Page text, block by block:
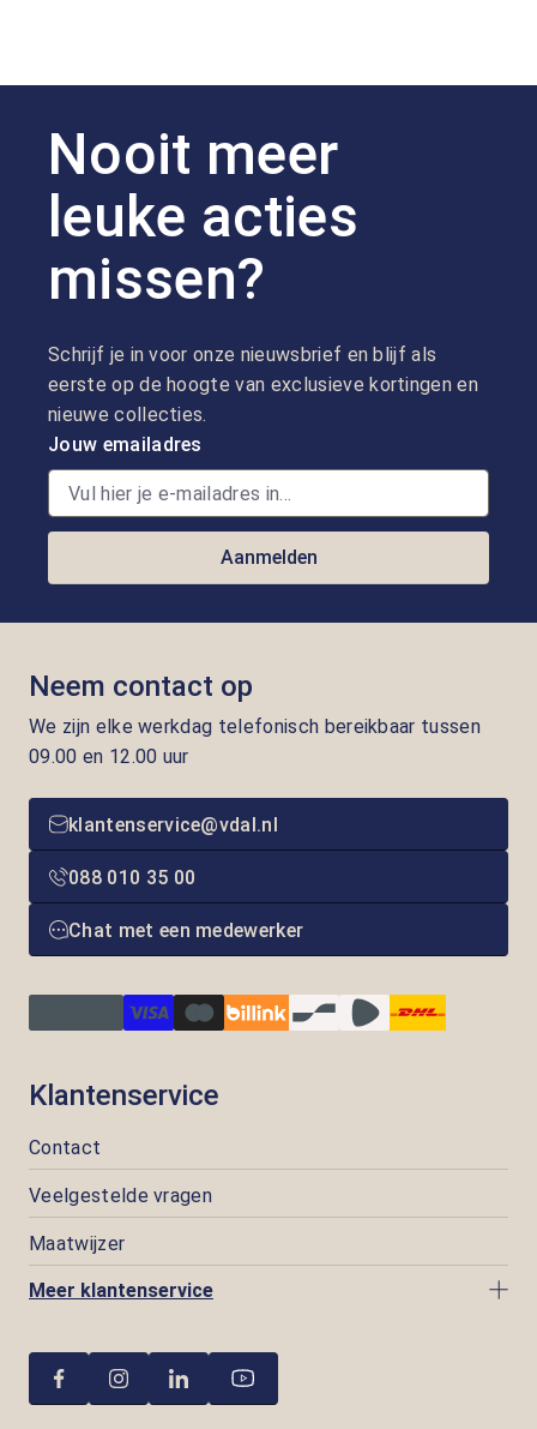
Nooit meer
leuke acties
missen?
Schrijf je in voor onze nieuwsbrief en blijf als
eerste op de hoogte van exclusieve kortingen en
nieuwe collecties.
Jouw emailadres
Aanmelden
Neem contact op
We zijn elke werkdag telefonisch bereikbaar tussen
09.00 en 12.00 uur
klantenservice@vdal.nl
088 010 35 00
Chat met een medewerker
Klantenservice
Contact
Veelgestelde vragen
Maatwijzer
Meer klantenservice